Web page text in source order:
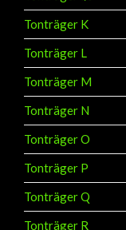
Tonträger K
Tonträger L
Tonträger M
Tonträger N
Tonträger O
Tonträger P
Tonträger Q
Tonträger R